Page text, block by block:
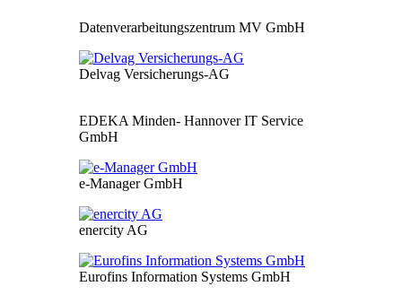
Datenverarbeitungszentrum MV GmbH
Delvag Versicherungs-AG
EDEKA Minden- Hannover IT Service
GmbH
e-Manager GmbH
enercity AG
Eurofins Information Systems GmbH